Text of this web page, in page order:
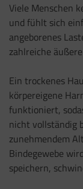
Viele Menschen
und fühlt sich
angeborenes
zahlreiche
Ein trockenes
körpereigene
funktioniert,
nicht vollständig
zunehmendem
Bindegewebe
speichern,